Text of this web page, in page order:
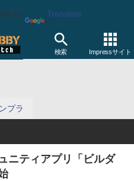
by Translate
検索 Impressサイト
プラ
ニティアプリ「ビルダ